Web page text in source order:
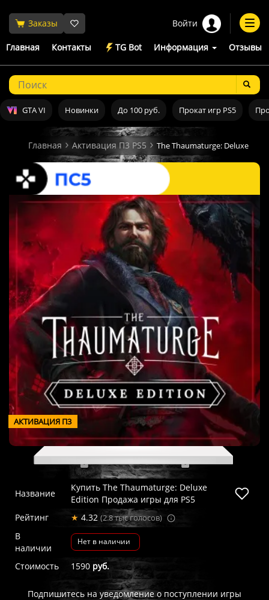
Заказы Войти
Главная Контакты TG Bot Информация Отзывы
GTA VI Новинки До 100 руб. Прокат игр PS5
Главная Активация П3 PS5 The Thaumaturge: Deluxe
АКТИВАЦИЯ П3
Название
Купить The Thaumaturge: Deluxe
Edition Продажа игры для PS5
Рейтинг
★ 4.32 (2.8 тыс голосов)
В
наличии
Нет в наличии
Стоимость 1590 руб.
Подпишитесь на уведомление о поступлении игры